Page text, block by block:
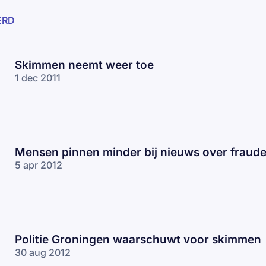
Skimmen neemt weer toe
1 dec 2011
Mensen pinnen minder bij nieuws over fraude
5 apr 2012
Politie Groningen waarschuwt voor skimmen
30 aug 2012